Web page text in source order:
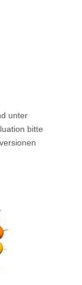
unter
bitte